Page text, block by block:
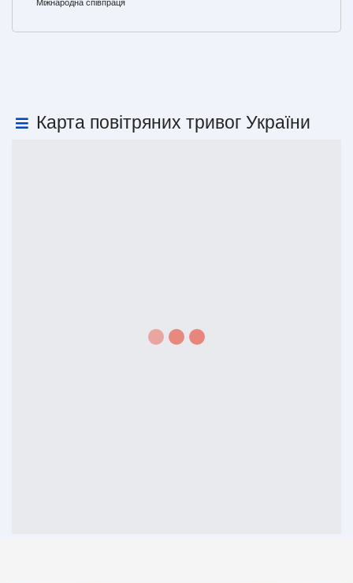
Міжнародна співпраця
Карта повітряних тривог України